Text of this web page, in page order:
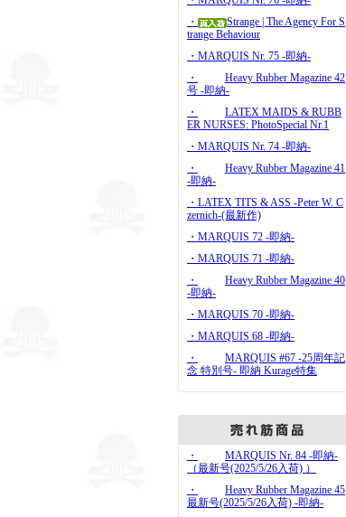
・
Strange | The Agency For S
trange Behaviour
・MARQUIS Nr. 75 -即納-
・
Heavy Rubber Magazine 42
号 -即納-
・
LATEX MAIDS & RUBB
ER NURSES: PhotoSpecial Nr.1
・MARQUIS Nr. 74 -即納-
・
Heavy Rubber Magazine 41
-即納-
・LATEX TITS & ASS -Peter W. C
zernich-(最新作)
・MARQUIS 72 -即納-
・MARQUIS 71 -即納-
・
Heavy Rubber Magazine 40
-即納-
・MARQUIS 70 -即納-
・MARQUIS 68 -即納-
・
MARQUIS #67 -25周年記
念 特別号- 即納 Kurage特集
・
MARQUIS Nr. 84 -即納-
（最新号(2025/5/26入荷) ）
・
Heavy Rubber Magazine 45
最新号(2025/5/26入荷) -即納-